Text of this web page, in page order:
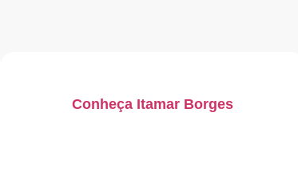
Conheça Itamar Borges